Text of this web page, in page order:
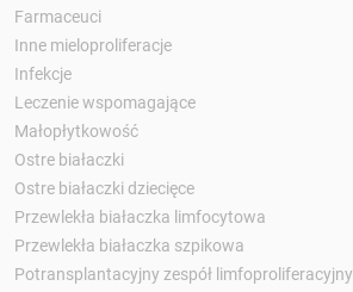
Farmaceuci
Inne mieloproliferacje
Infekcje
Leczenie wspomagające
Małopłytkowość
Ostre białaczki
Ostre białaczki dziecięce
Przewlekła białaczka limfocytowa
Przewlekła białaczka szpikowa
Potransplantacyjny zespół limfoproliferacyjny